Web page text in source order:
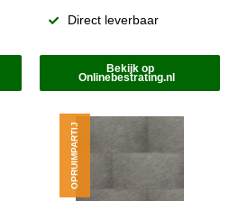
Direct leverbaar
Bekijk op
Onlinebestrating.nl
OPRUIMPARTIJ